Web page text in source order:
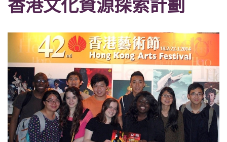
香港文化資源探索計劃